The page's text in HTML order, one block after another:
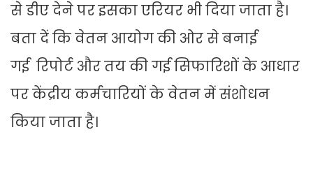
से डीए देने पर इसका एरियर भी दिया जाता है।
बता दें कि वेतन आयोग की ओर से बनाई
गई रिपोर्ट और तय की गई सिफारिशों के आधार
पर केंद्रीय कर्मचारियों के वेतन में संशोधन
किया जाता है।